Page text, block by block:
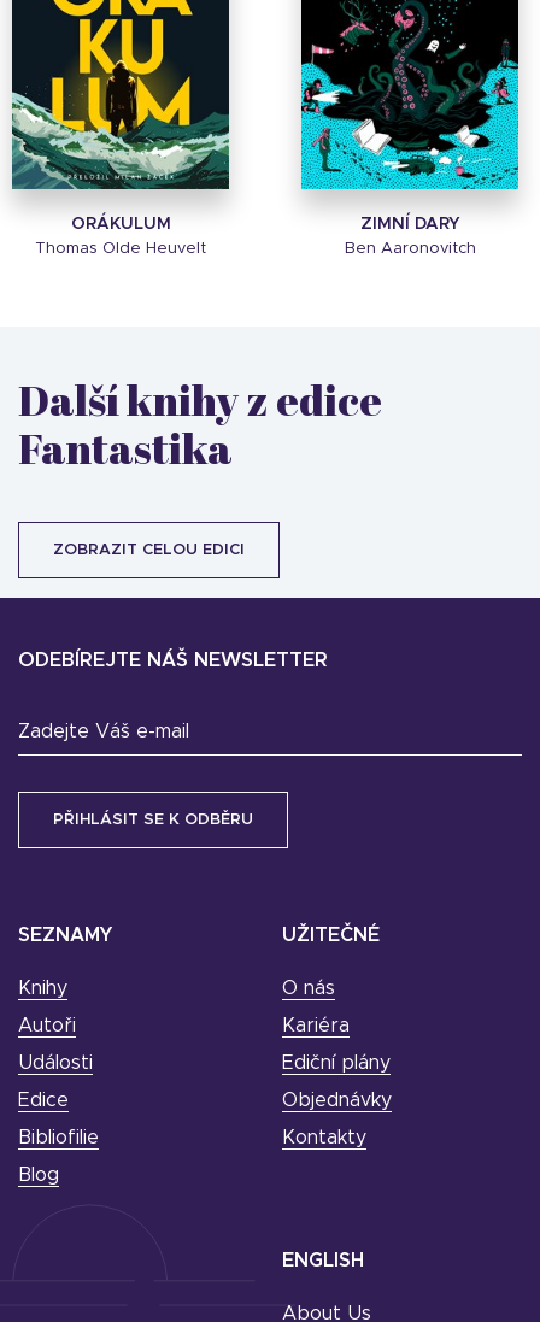
ORÁKULUM
Thomas Olde Heuvelt
ZIMNÍ DARY
Ben Aaronovitch
Další knihy z edice
Fantastika
ZOBRAZIT CELOU EDICI
SEZNAMY
Knihy
Autoři
Události
Edice
Bibliofilie
Blog
UŽITEČNÉ
O nás
Kariéra
Ediční plány
Objednávky
Kontakty
ODEBÍREJTE NÁŠ NEWSLETTER
Zadejte Váš e-mail
ENGLISH
About Us